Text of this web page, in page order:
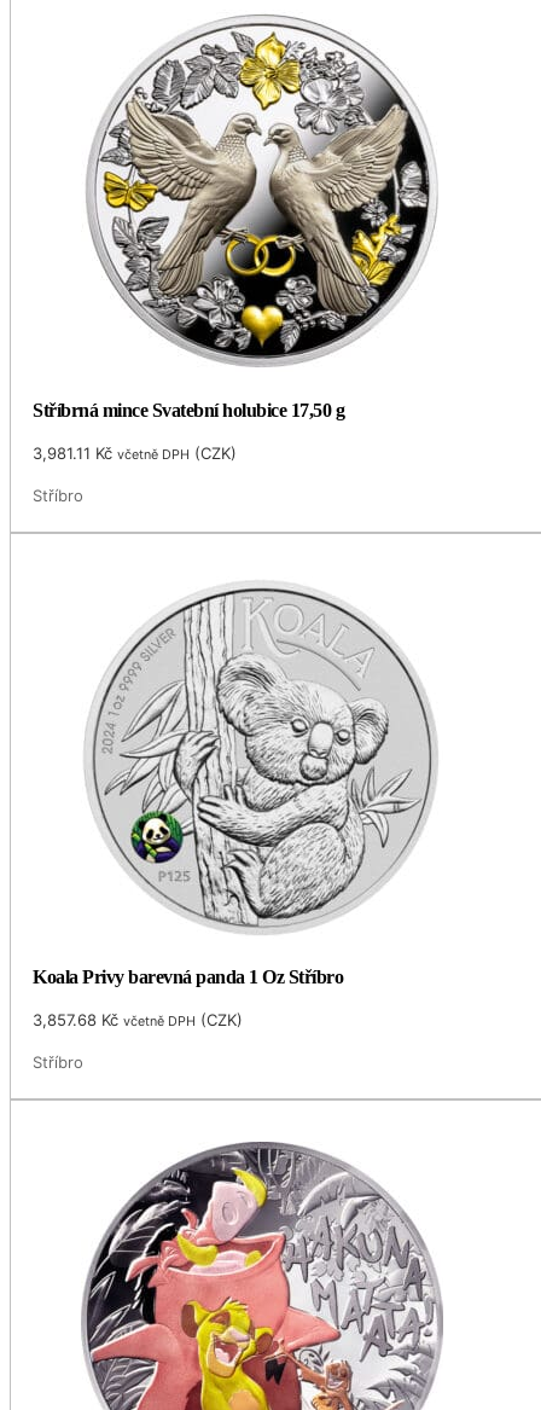
Stříbrná mince Svatební holubice 17,50 g
3,981.11 Kč včetně DPH (CZK)
Stříbro
Koala Privy barevná panda 1 Oz Stříbro
3,857.68 Kč včetně DPH (CZK)
Stříbro